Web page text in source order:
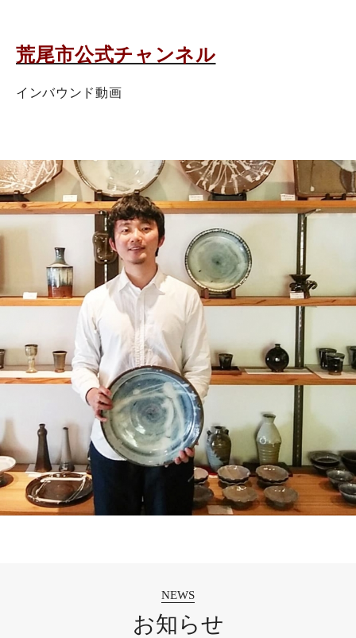
荒尾市公式チャンネル
インバウンド動画
お知らせ